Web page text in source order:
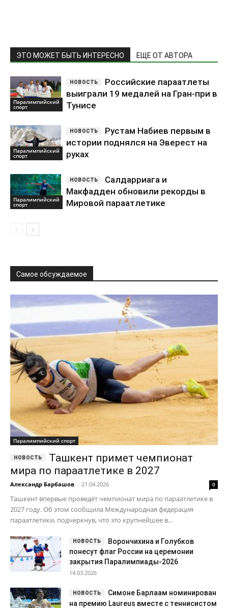
ЭТО МОЖЕТ БЫТЬ ИНТЕРЕСНО ЕЩЕ ОТ АВТОРА
Паралимпийский
спорт
Российские параатлеты
выиграли 19 медалей на Гран-при в
Тунисе
Паралимпийский
спорт
Рустам Набиев первым в
истории поднялся на Эверест на
руках
Паралимпийский
спорт
Салдарриага и
Макфадден обновили рекорды в
Мировой параатлетике
Самое обсуждаемое
Паралимпийский спорт
Ташкент примет чемпионат
мира по параатлетике в 2027
Александр Барбашов - 21.04.2026 0
Ташкент впервые проведёт чемпионат мира по параатлетике в
2027 году. Об этом сообщила Международная федерация
параатлетики, подчеркнув, что это крупнейшее в...
Ворончихина и Голубков
понесут флаг России на церемонии
закрытия Паралимпиады-2026
14.03.2026
Симоне Барлаам номинирован
на премию Laureus вместе с теннисистом